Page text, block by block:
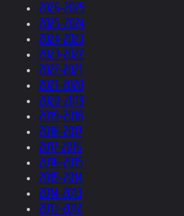
2026-2025
2025-2024
2024-2023
2023-2022
2022-2021
2021-2020
2020-2019
2019-2018
2018-2017
2017-2016
2016-2015
2015-2014
2014-2013
2013-2012